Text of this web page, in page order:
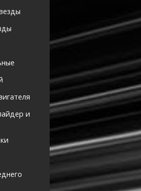
и